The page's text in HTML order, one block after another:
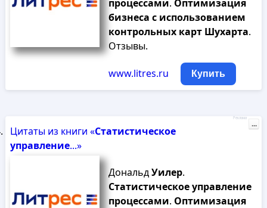
процессами. Оптимизация
бизнеса с использованием
контрольных карт Шухарта.
Отзывы.
www.litres.ru Купить
Цитаты из книги «Статистическое
управление...»
ДональдУилер.
Статистическоеуправление
процессами. Оптимизация
Реклама
...